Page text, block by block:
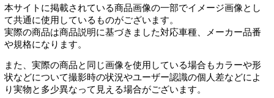
本サイトに掲載されている商品画像の一部でイメージ画像とし
て共通に使用しているものがございます。
実際の商品は商品説明に基づきました対応車種、メーカー品番
や規格になります。
また、実際の商品と同じ画像を使用している場合もカラーや形
状などについて撮影時の状況やユーザー認識の個人差などによ
り実物と多少異なって見える場合がございます。